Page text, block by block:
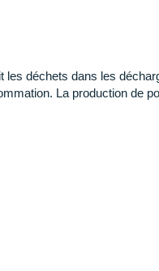
les déchets dans les
La production de